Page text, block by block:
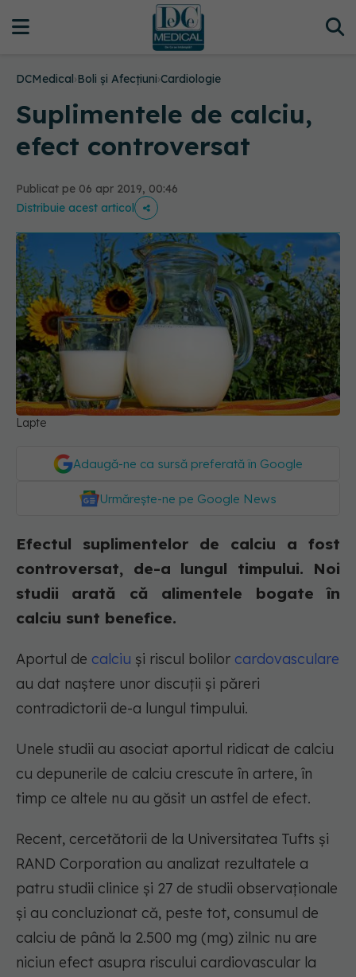
DCMedical›Boli și Afecțiuni›Cardiologie
Suplimentele de calciu,
efect controversat
Publicat pe 06 apr 2019, 00:46
Distribuie acest articol
Lapte
Adaugă-ne ca sursă preferată în Google
Urmărește-ne pe Google News
Efectul suplimentelor de calciu a fost
controversat, de-a lungul timpului. Noi
studii arată că alimentele bogate în
calciu sunt benefice.
Aportul de calciu și riscul bolilor cardovasculare
au dat naștere unor discuții și păreri
contradictorii de-a lungul timpului.
Unele studii au asociat aportul ridicat de calciu
cu depunerile de calciu crescute în artere, în
timp ce altele nu au găsit un astfel de efect.
Recent, cercetătorii de la Universitatea Tufts și
RAND Corporation au analizat rezultatele a
patru studii clinice și 27 de studii observaționale
și au concluzionat că, peste tot, consumul de
calciu de până la 2.500 mg (mg) zilnic nu are
niciun efect asupra riscului cardiovascular la